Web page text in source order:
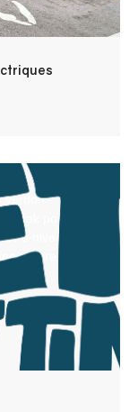
Verdon !
pour tous
niveau,
nature, en